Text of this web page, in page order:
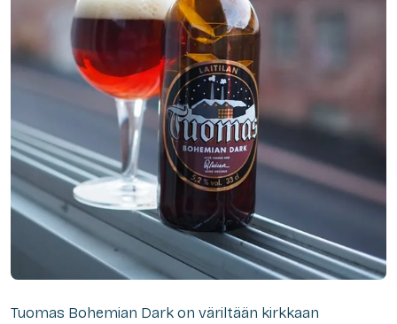
Tuomas Bohemian Dark on väriltään kirkkaan